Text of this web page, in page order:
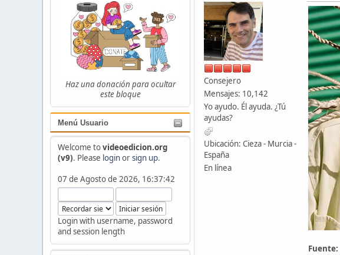
Haz una donación para ocultar
este bloque
Menú Usuario
Welcome tovideoedicion.org
(v9). Please loginorsign up.
07 de Agosto de 2026, 16:37:42
Login with username, password
and session length
Consejero
Mensajes: 10,142
Yo ayudo. Él ayuda. ¿Tú
ayudas?
Ubicación: Cieza - Murcia -
España
En línea
Fuente: